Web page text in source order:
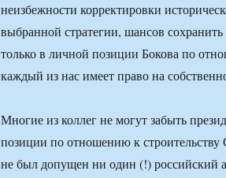
неизбежности корректировки
выбранной стратегии, шансов
только в личной позиции Бокова по
каждый из нас имеет право на
Многие из коллег не могут забыть
позиции по отношению к
не был допущен ни один (!) российский